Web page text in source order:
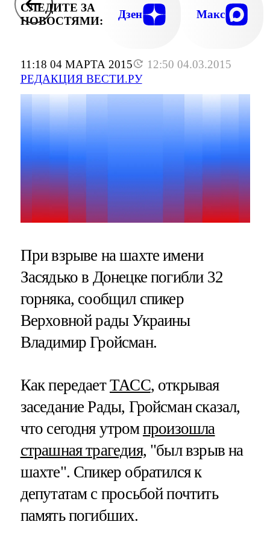
11:18 04 МАРТА 2015
12:50 04.03.2015
РЕДАКЦИЯ ВЕСТИ.РУ
СЛЕДИТЕ ЗА
НОВОСТЯМИ:
Дзен Макс
При взрыве на шахте имени
Засядько в Донецке погибли 32
горняка, сообщил спикер
Верховной рады Украины
Владимир Гройсман.
Как передаетТАСС, открывая
заседание Рады, Гройсман сказал,
что сегодня утромпроизошла
страшная трагедия, "был взрыв на
шахте". Спикер обратился к
депутатам с просьбой почтить
память погибших.